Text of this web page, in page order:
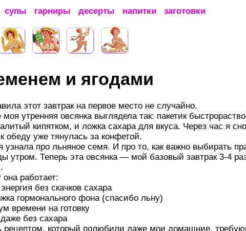
супы гарниры десерты напитки заготовки
и ягодами
этот завтрак на первое место не случайно.
утренняя овсянка выглядела так: пакетик
кипятком, и ложка сахара для вкуса. Через час я
обеду уже тянулась за конфетой.
узнала про льняное семя. И про то, как важно выбирать
утром. Теперь эта овсянка — мой базовый завтрак 3-4
работает:
без скачков сахара
гормонального фона (спасибо льну)
времени на готовку
без сахара
рецептом, который полюбили даже мои домашние,